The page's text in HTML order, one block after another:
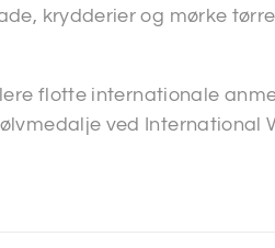
krydderier og mørke
flotte internationale
ved International